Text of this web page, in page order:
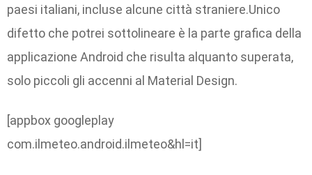
paesi italiani, incluse alcune città straniere.Unico
difetto che potrei sottolineare è la parte grafica della
applicazione Android che risulta alquanto superata,
solo piccoli gli accenni al Material Design.
[appbox googleplay
com.ilmeteo.android.ilmeteo&hl=it]